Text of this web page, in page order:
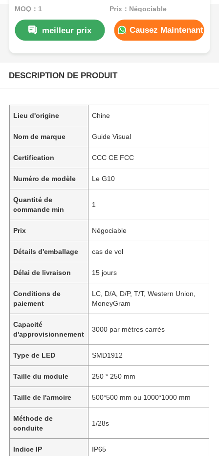
l'emploi
MOQ：1 Prix：Négociable
meilleur prix Causez Maintenant
DESCRIPTION DE PRODUIT
Lieu d'origine Chine
Nom de marque Guide Visual
Certification CCC CE FCC
Numéro de modèle Le G10
Quantité de
commande min
1
Prix Négociable
Détails d'emballage cas de vol
Délai de livraison 15 jours
Conditions de
paiement
LC, D/A, D/P, T/T, Western Union,
MoneyGram
Capacité
d'approvisionnement
3000 par mètres carrés
Type de LED SMD1912
Taille du module 250 * 250 mm
Taille de l'armoire 500*500 mm ou 1000*1000 mm
Méthode de
conduite
1/28s
Indice IP IP65